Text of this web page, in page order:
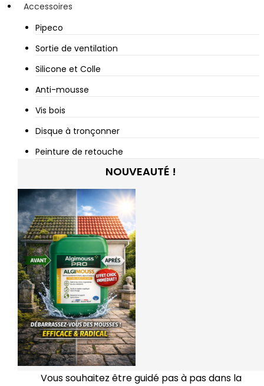
Accessoires
Pipeco
Sortie de ventilation
Silicone et Colle
Anti-mousse
Vis bois
Disque à tronçonner
Peinture de retouche
NOUVEAUTÉ !
Vous souhaitez être guidé pas à pas dans la